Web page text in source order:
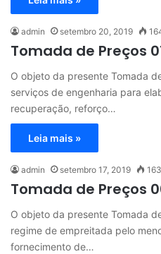
admin setembro 20, 2019
Tomada de Preços
O objeto da presente Tomada
serviços de engenharia para
recuperação, reforço…
Leia mais »
admin setembro 17, 2019 163
Tomada de Preços
O objeto da presente Tomada
regime de empreitada pelo
fornecimento de…